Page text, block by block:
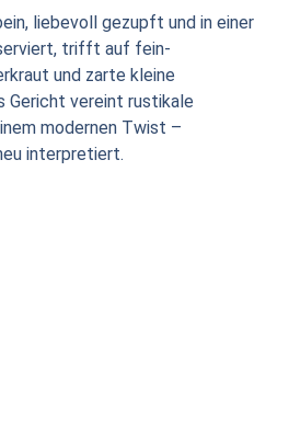
liebevoll gezupft und in einer
trifft auf fein-
und zarte kleine
Gericht vereint rustikale
modernen Twist –
interpretiert.